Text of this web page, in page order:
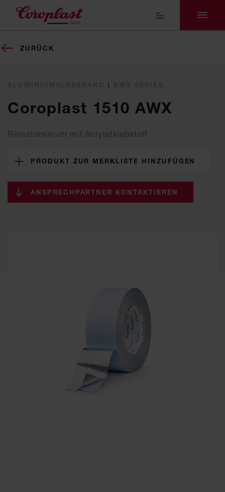
ZURÜCK
|
Coroplast 1510 AWX
Reinaluminium mit Acrylatklebstoff
PRODUKT ZUR MERKLISTE HINZUFÜGEN
ANSPRECHPARTNER KONTAKTIEREN